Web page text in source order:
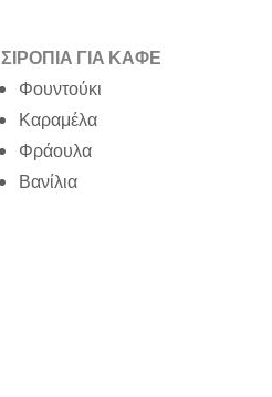
ΣΙΡΟΠΙΑ ΓΙΑ ΚΑΦΕ
Φουντούκι
Καραμέλα
Φράουλα
Βανίλια